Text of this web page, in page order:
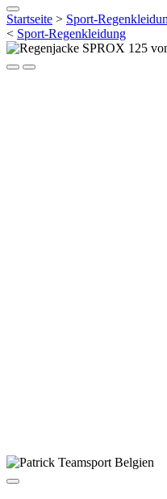
Startseite > Sport-
< Sport-Regenkleidung
Beschreibung